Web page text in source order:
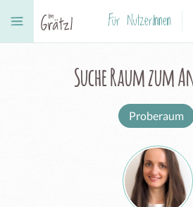
Für NutzerInnen
Suche Raum zum
Proberaum